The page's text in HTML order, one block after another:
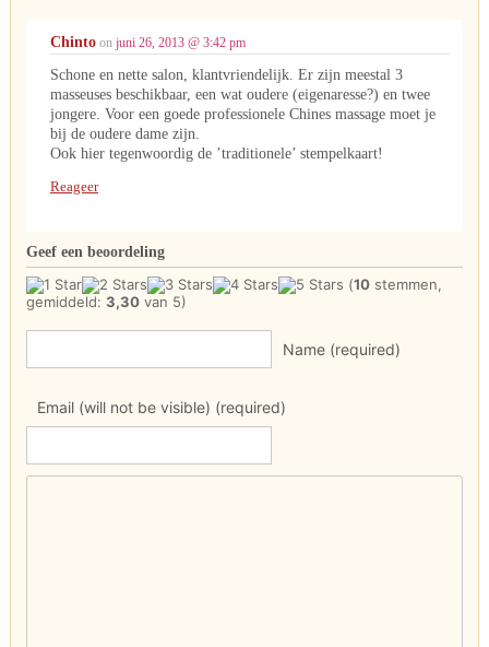
Chinto on juni 26, 2013 @ 3:42 pm
Schone en nette salon, klantvriendelijk. Er zijn meestal 3
masseuses beschikbaar, een wat oudere (eigenaresse?) en twee
jongere. Voor een goede professionele Chines massage moet je
bij de oudere dame zijn.
Ook hier tegenwoordig de ’traditionele’ stempelkaart!
Reageer
Geef een beoordeling
(10 stemmen,
gemiddeld: 3,30 van 5)
Name (required)
Email (will not be visible) (required)